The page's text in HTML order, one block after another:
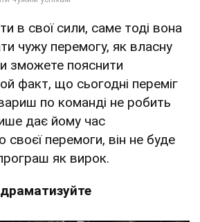
в свої сили, саме тоді вона
чужу перемогу, як власну
зможете пояснити
факт, що сьогодні переміг
по команді не робить
дає йому час
своєї перемоги, він не буде
як вирок.